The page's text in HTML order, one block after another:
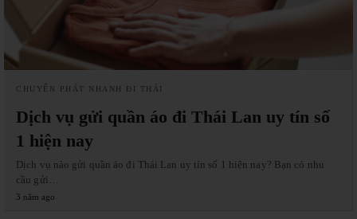
CHUYỂN PHÁT NHANH ĐI THÁI
Dịch vụ gửi quần áo đi Thái Lan uy tín số
1 hiện nay
Dịch vụ nào gửi quần áo đi Thái Lan uy tín số 1 hiện nay? Bạn có nhu
cầu gửi…
3 năm ago